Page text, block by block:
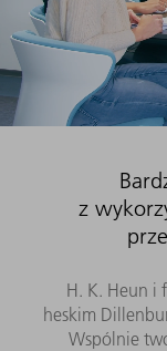
z
H. K. Heun i
heskim
Wspólnie